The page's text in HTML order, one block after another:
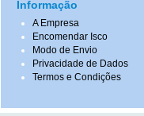
Informação
A Empresa
Encomendar Isco
Modo de Envio
Privacidade de Dados
Termos e Condições